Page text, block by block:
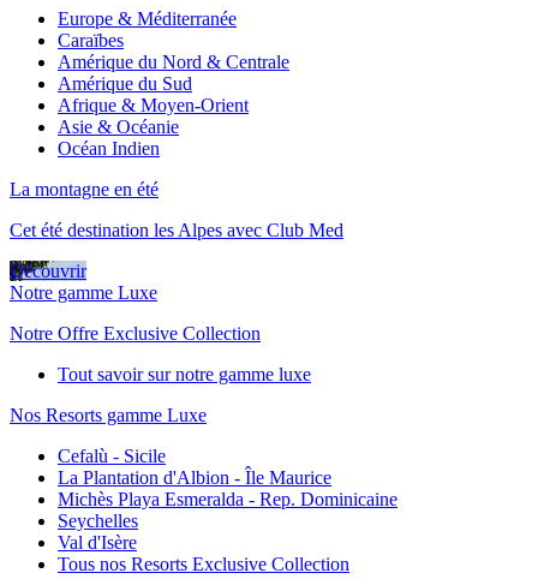
Europe & Méditerranée
Caraïbes
Amérique du Nord & Centrale
Amérique du Sud
Afrique & Moyen-Orient
Asie & Océanie
Océan Indien
La montagne en été
Cet été destination les Alpes avec Club Med
Découvrir
Notre gamme Luxe
Notre Offre Exclusive Collection
Tout savoir sur notre gamme luxe
Nos Resorts gamme Luxe
Cefalù - Sicile
La Plantation d'Albion - Île Maurice
Michès Playa Esmeralda - Rep. Dominicaine
Seychelles
Val d'Isère
Tous nos Resorts Exclusive Collection